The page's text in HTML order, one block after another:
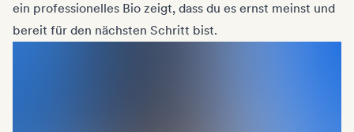
ein professionelles Bio zeigt, dass du es ernst meinst und
bereit für den nächsten Schritt bist.